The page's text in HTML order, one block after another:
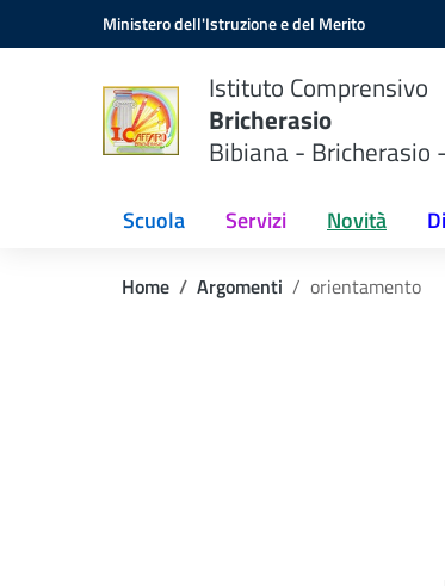
Vai ai contenuti
Vai al menu di navigazioneMinistero dell'Istruzione e del Merito
Istituto Comprensivo
Bricherasio
Bibiana - Bricherasio
Scuola Servizi Novità
Home Argomenti orientamento